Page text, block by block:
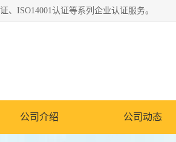
、ISO14001认证等系列企业认证服务。
公司介绍 公司动态